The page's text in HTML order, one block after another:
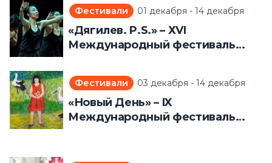
Фестивали 01 декабря - 14 декабря
«Дягилев. P.S.» – ХVI
Международный фестиваль
года)
Фестивали 03 декабря - 14 декабря
«Новый День» – IX
Международный фестиваль